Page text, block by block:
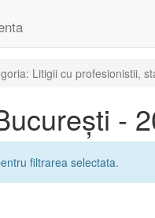
Litigii cu profesionistii,
-
filtrarea selectata.